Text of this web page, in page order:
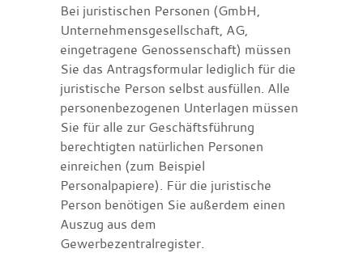
Bei juristischen Personen (GmbH,
Unternehmensgesellschaft, AG,
eingetragene Genossenschaft) müssen
Sie das Antragsformular lediglich für die
juristische Person selbst ausfüllen. Alle
personenbezogenen Unterlagen müssen
Sie für alle zur Geschäftsführung
berechtigten natürlichen Personen
einreichen (zum Beispiel
Personalpapiere). Für die juristische
Person benötigen Sie außerdem einen
Auszug aus dem
Gewerbezentralregister.